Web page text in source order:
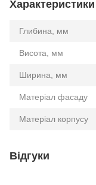
Характеристики
Глибина, мм
Висота, мм
Ширина, мм
Матеріал фасаду
Матеріал корпусу
Відгуки